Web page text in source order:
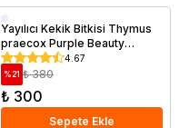
Saksıda
Yayılıcı Kekik Bitkisi Thymus
praecox Purple Beauty
Saksıda
4.67
%21 ₺ 380
₺ 300
Sepete Ekle